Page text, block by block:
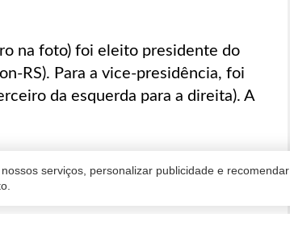
serviços, personalizar publicidade e recomendar
na foto) foi eleito presidente do
RS). Para a vice-presidência, foi
da esquerda para a direita). A